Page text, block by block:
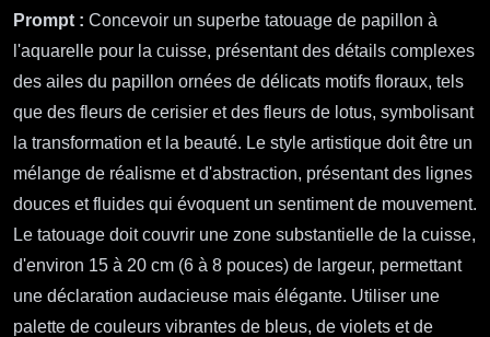
Prompt : Concevoir un superbe tatouage de papillon à
l'aquarelle pour la cuisse, présentant des détails complexes
des ailes du papillon ornées de délicats motifs floraux, tels
que des fleurs de cerisier et des fleurs de lotus, symbolisant
la transformation et la beauté. Le style artistique doit être un
mélange de réalisme et d'abstraction, présentant des lignes
douces et fluides qui évoquent un sentiment de mouvement.
Le tatouage doit couvrir une zone substantielle de la cuisse,
d'environ 15 à 20 cm (6 à 8 pouces) de largeur, permettant
une déclaration audacieuse mais élégante. Utiliser une
palette de couleurs vibrantes de bleus, de violets et de